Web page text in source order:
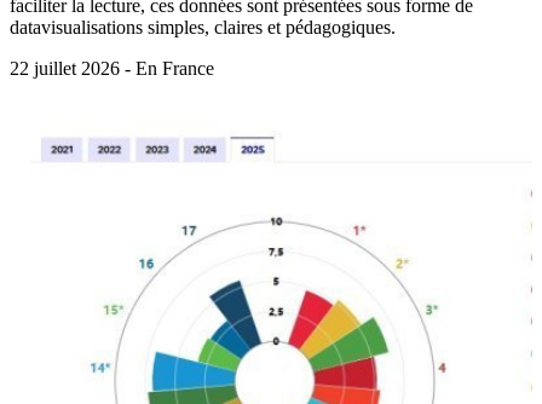
faciliter la lecture, ces données sont présentées sous forme de
datavisualisations simples, claires et pédagogiques.
22 juillet 2026 - En France